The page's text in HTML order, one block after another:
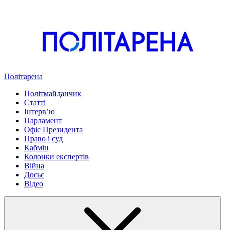
Політарена
Політмайданчик
Статті
Інтервʼю
Парламент
Офіс Президента
Право і суд
Кабмін
Колонки експертів
Війна
Досьє
Відео